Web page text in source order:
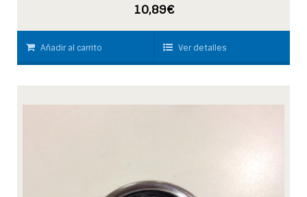
10,89€
Añadir al carrito Ver detalles